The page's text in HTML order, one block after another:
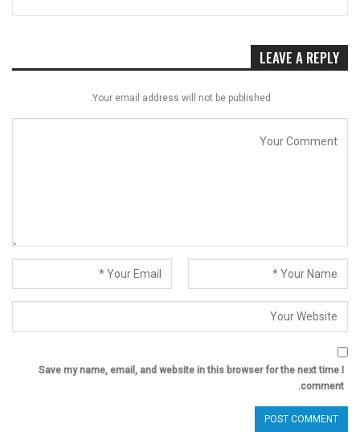
LEAVE A REPLY
Your email address will not be published.
Save my name, email, and website in this browser for the next time I
comment.